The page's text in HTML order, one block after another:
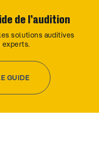
de l’audition
solutions auditives
experts.
GUIDE